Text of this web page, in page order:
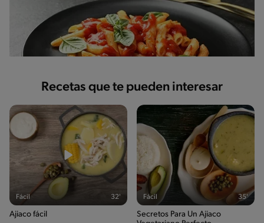
Recetas que te pueden interesar
Fácil 32'
Ajiaco fácil
Fácil 35'
Secretos Para Un Ajiaco